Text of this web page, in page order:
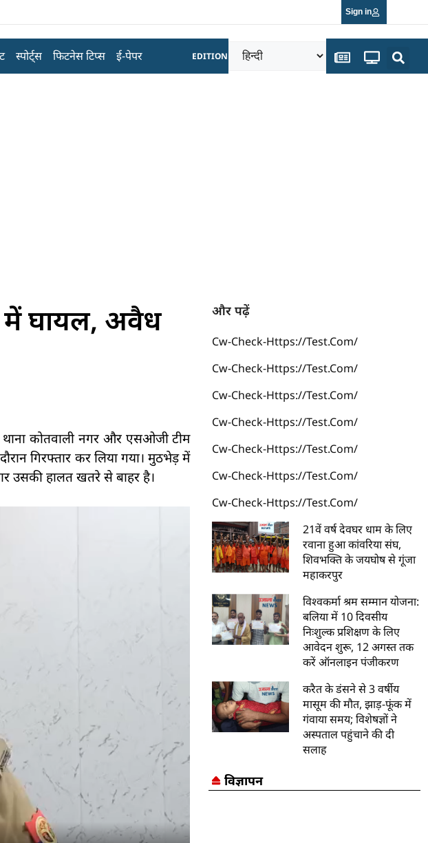
Sign in
स्पोर्ट्स फिटनेस टिप्स ई-पेपर EDITION
में घायल, अवैध
कोतवाली नगर और एसओजी टीम
गिरफ्तार कर लिया गया। मुठभेड़ में
उसकी हालत खतरे से बाहर है।
और पढ़ें
Cw-Check-Https://test.com/
Cw-Check-Https://test.com/
Cw-Check-Https://test.com/
Cw-Check-Https://test.com/
Cw-Check-Https://test.com/
Cw-Check-Https://test.com/
Cw-Check-Https://test.com/
21वें वर्ष देवघर धाम के लिए
रवाना हुआ कांवरिया संघ,
शिवभक्ति के जयघोष से गूंजा
महाकरपुर
विश्वकर्मा श्रम सम्मान योजना:
बलिया में 10 दिवसीय
निःशुल्क प्रशिक्षण के लिए
आवेदन शुरू, 12 अगस्त तक
करें ऑनलाइन पंजीकरण
करैत के डंसने से 3 वर्षीय
मासूम की मौत, झाड़-फूंक में
गंवाया समय; विशेषज्ञों ने
अस्पताल पहुंचाने की दी
सलाह
विज्ञापन